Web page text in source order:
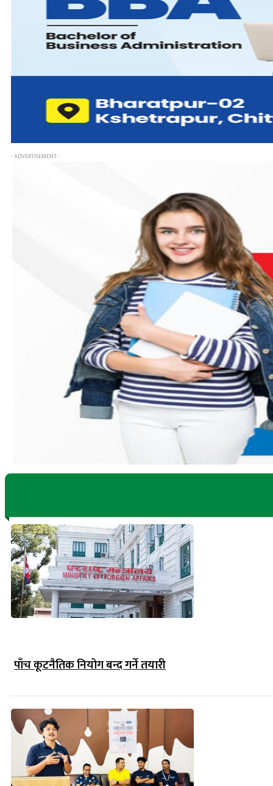
- ADVERTISEMENT -
पाँच कूटनैतिक नियोग बन्द गर्ने तयारी